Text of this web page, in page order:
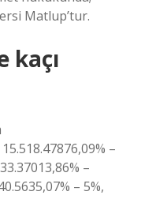
Matlup’tur.
kaçı
–
–
– 5%,